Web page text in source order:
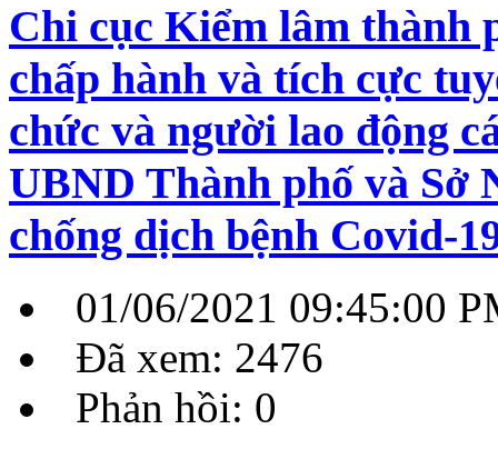
Chi cục Kiểm lâm thành
chấp hành và tích cực
chức và người lao động
UBND Thành phố và Sở
chống dịch bệnh Covid-
01/06/2021 09:45:00
Đã xem: 2476
Phản hồi: 0